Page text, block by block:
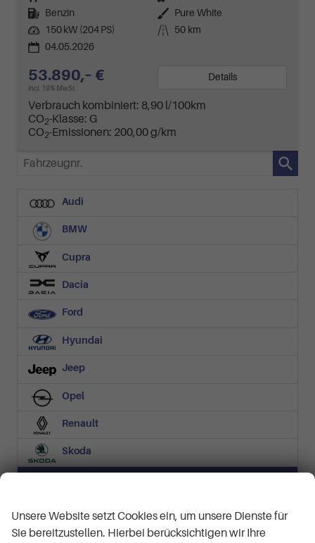
Kraftstoff
Benzin Außenfarbe
Pure White
Leistung
150 kW (204 PS) Kilometerstand
50 km
04.05.2026
53.890,– €
incl. 19% MwSt.
Details
Verbrauch kombiniert: 8,90 l/100km
CO2-Klasse: G
CO2-Emissionen: 200,00 g/km
Fahrzeugnr.
Audi
BMW
Cupra
Dacia
Ford
Hyundai
Jeep
Opel
Renault
Skoda
T-Cross(1)
Life Plus 1.0 TSI 5-Gang
Unsere Website setzt Cookies ein, um unsere Dienste für
Sie bereitzustellen. Hierbei berücksichtigen wir Ihre